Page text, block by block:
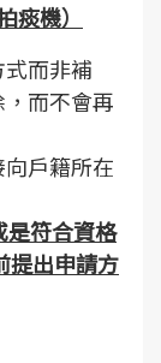
痰機）
式而非補
而不會再
戶籍所在
是符合資格
提出申請方